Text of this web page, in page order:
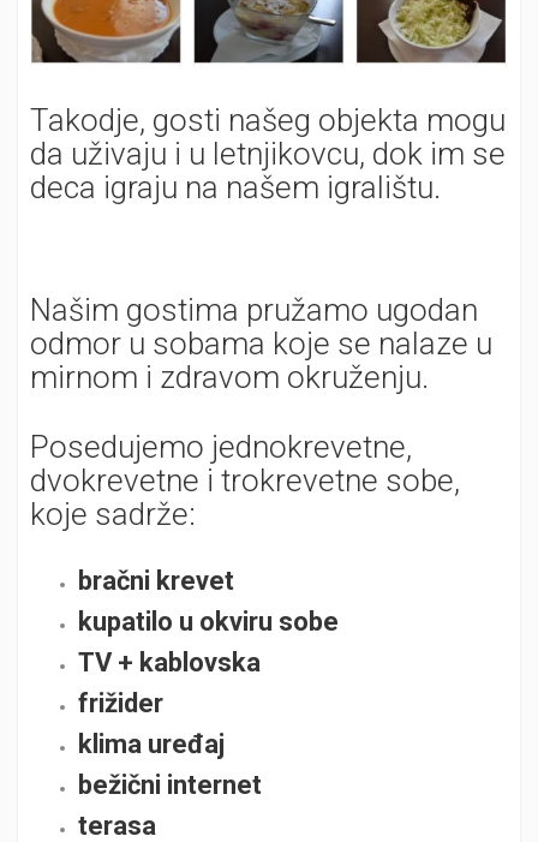
Takodje, gosti našeg objekta mogu
da uživaju i u letnjikovcu, dok im se
deca igraju na našem igralištu.
Našim gostima pružamo ugodan
odmor u sobama koje se nalaze u
mirnom i zdravom okruženju.
Posedujemo jednokrevetne,
dvokrevetne i trokrevetne sobe,
koje sadrže:
bračni krevet
kupatilo u okviru sobe
TV + kablovska
frižider
klima uređaj
bežični internet
terasa